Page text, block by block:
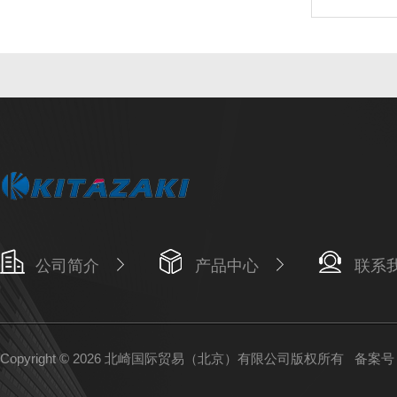
公司简介 产品中心 联系
Copyright © 2026 北崎国际贸易（北京）有限公司版权所有 备案号